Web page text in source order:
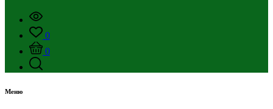
0
0
Меню